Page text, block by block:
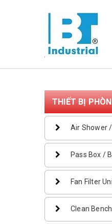
THIẾT BỊ
Air Shower
Pass Box /
Fan Filter
Clean